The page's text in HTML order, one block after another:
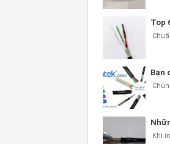
Top
Bạn
Khi